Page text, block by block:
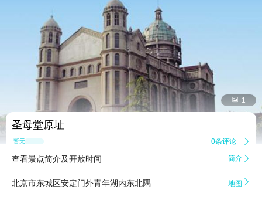
 1
圣母堂原址
暂无点评 0条评论 
查看景点简介及开放时间 简介 
北京市东城区安定门外青年湖内东北隅 地图 